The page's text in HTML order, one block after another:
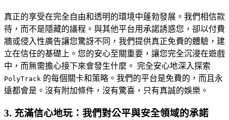
真正的享受在完全自由和透明的環境中蓬勃發展。我們相信款
待，而不是隱藏的議程。與其他平台用承諾誘惑您，卻以付費
牆或侵入性廣告讓您驚訝不同，我們提供真正免費的體驗，建
立在信任的基礎上。您的安心至關重要，讓您完全沉浸在遊戲
中，而無需擔心接下來會發生什麼。 完全安心地深入探索
PolyTrack 的每個關卡和策略。我們的平台是免費的，而且永
遠都會是。沒有附加條件，沒有驚喜，只有真誠的娛樂。
3. 充滿信心地玩：我們對公平與安全領域的承諾